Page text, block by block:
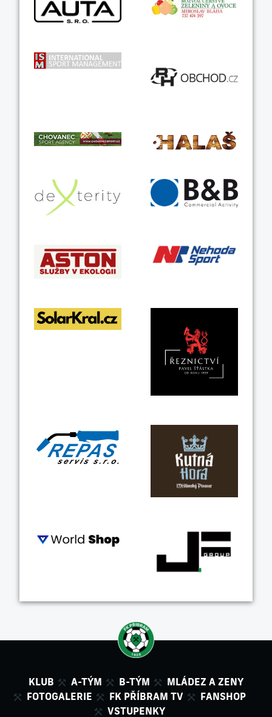
KLUB A-TÝM B-TÝM
MLÁDEZ A ZENY
FOTOGALERIE
FK PŘÍBRAM TV
FANSHOP
VSTUPENKY